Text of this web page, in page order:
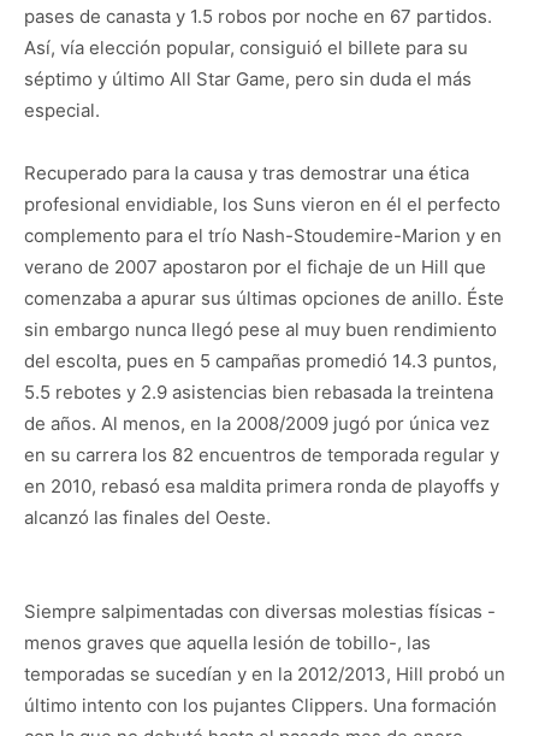
pases de canasta y 1.5 robos por noche en 67 partidos.
Así, vía elección popular, consiguió el billete para su
séptimo y último All Star Game, pero sin duda el más
especial.
Recuperado para la causa y tras demostrar una ética
profesional envidiable, los Suns vieron en él el perfecto
complemento para el trío Nash-Stoudemire-Marion y en
verano de 2007 apostaron por el fichaje de un Hill que
comenzaba a apurar sus últimas opciones de anillo. Éste
sin embargo nunca llegó pese al muy buen rendimiento
del escolta, pues en 5 campañas promedió 14.3 puntos,
5.5 rebotes y 2.9 asistencias bien rebasada la treintena
de años. Al menos, en la 2008/2009 jugó por única vez
en su carrera los 82 encuentros de temporada regular y
en 2010, rebasó esa maldita primera ronda de playoffs y
alcanzó las finales del Oeste.
Siempre salpimentadas con diversas molestias físicas -
menos graves que aquella lesión de tobillo-, las
temporadas se sucedían y en la 2012/2013, Hill probó un
último intento con los pujantes Clippers. Una formación